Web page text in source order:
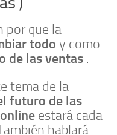
por que la
todo y como
de las ventas .
tema de la
futuro de las
online estará cada
hablará